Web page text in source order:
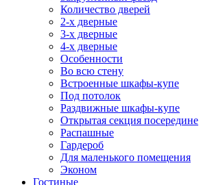
Количество дверей
2-х дверные
3-х дверные
4-х дверные
Особенности
Во всю стену
Встроенные шкафы-купе
Под потолок
Раздвижные шкафы-купе
Открытая секция посередине
Распашные
Гардероб
Для маленького помещения
Эконом
Гостиные